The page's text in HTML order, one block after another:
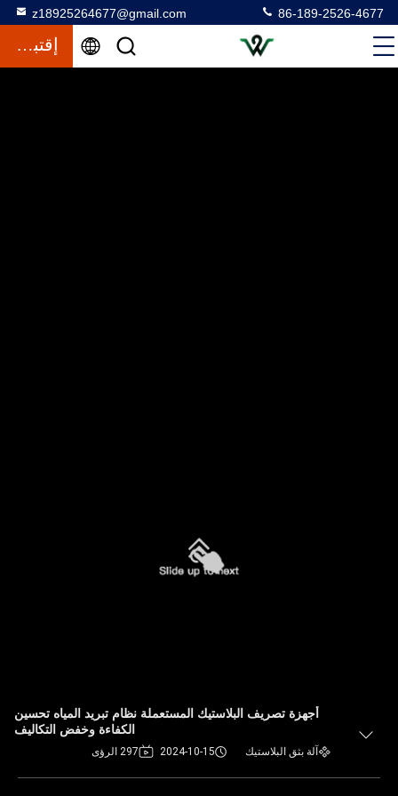
z18925264677@gmail.com 86-189-2526-4677
إقتباس
أجهزة تصريف البلاستيك المستعملة نظام تبريد المياه تحسين
الكفاءة وخفض التكاليف
آلة بثق البلاستيك 2024-10-15 297 الرؤى